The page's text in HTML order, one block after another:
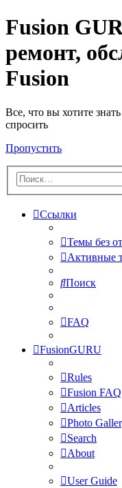
Fusion
ремонт,
Fusion
Все, что вы хотите
спросить
Пропустить
Ссылки
Темы без
Активные
Поиск
FAQ
FusionGURU
Rules
Fusion FAQ
Articles
Photo
Search
About
User Guide